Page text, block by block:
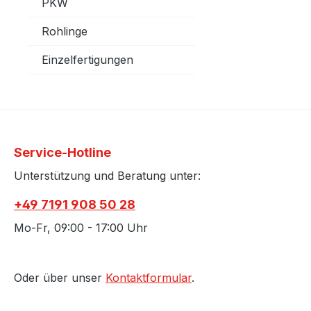
PKW
Rohlinge
Einzelfertigungen
Service-Hotline
Unterstützung und Beratung unter:
+49 7191 908 50 28
Mo-Fr, 09:00 - 17:00 Uhr
Oder über unser Kontaktformular.